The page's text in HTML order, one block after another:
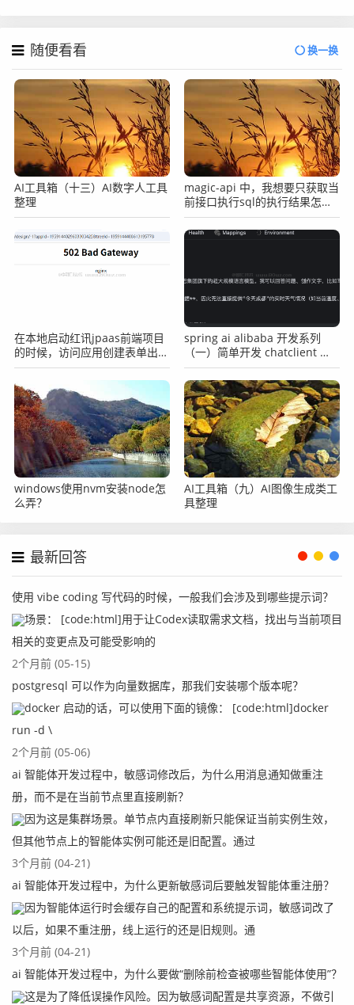
}
@Override
public void run() {
try {
while (!shutdown) {
synchronized (this) {
wait(5000);
// Close expired connections
connMgr.closeExpiredConnectio
// Optionally, close connecti
connMgr.closeIdleConnections
(30, TimeUnit.SECONDS);
}
}
} catch (InterruptedException ex) {
ex.printStackTrace();
}
}
synchronized (this) {
}
}
}
然后我们在使用的时候单独启动一个线程来检测空余链接，
示例代码如下：
5）解决重复关流的问题
在httpclient4.3之后，官方建议使用ResponseHandler来获
取responsebody，这样可以减少一次关流的操作，这里我们
也使用这个ResponseHandler来处理，示例代码如下：
/**
	 * 这里使用handler处理结果，避免重复关流，使
用的方式是：String responseBody =
	 * httpclient.execute(httpget,responseHan
dler);
	 */
随便看看 换一换
AI工具箱（十三）AI数字人工具
整理
magic-api 中，我想要只获取当
前接口执行sql的执行结果怎么
办？
在本地启动红讯jpaas前端项目
的时候，访问应用创建表单出现
502的提示怎么办？
spring ai alibaba 开发系列
（一）简单开发 chatclient 示
例
windows使用nvm安装node怎
么弄？
AI工具箱（九）AI图像生成类工
具整理
最新回答
使用 vibe coding 写代码的时候，一般我们会涉及到哪些提示词？
场景： [code:html]用于让Codex读取需求文档，找出与当前项目
相关的变更点及可能受影响的
2个月前 (05-15)
postgresql 可以作为向量数据库，那我们安装哪个版本呢？
docker 启动的话，可以使用下面的镜像： [code:html]docker
run -d \
2个月前 (05-06)
ai 智能体开发过程中，敏感词修改后，为什么用消息通知做重注
册，而不是在当前节点里直接刷新？
因为这是集群场景。单节点内直接刷新只能保证当前实例生效，
但其他节点上的智能体实例可能还是旧配置。通过
3个月前 (04-21)
ai 智能体开发过程中，为什么更新敏感词后要触发智能体重注册？
因为智能体运行时会缓存自己的配置和系统提示词，敏感词改了
以后，如果不重注册，线上运行的还是旧规则。通
3个月前 (04-21)
ai 智能体开发过程中，为什么要做“删除前检查被哪些智能体使用”？
这是为了降低误操作风险。因为敏感词配置是共享资源，不做引